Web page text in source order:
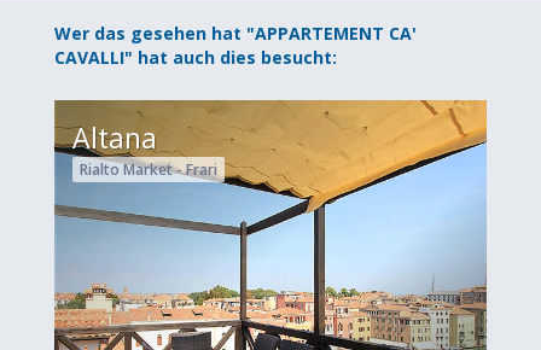
Wer das gesehen hat "APPARTEMENT CA'
CAVALLI" hat auch dies besucht:
Altana
Rialto Market - Frari